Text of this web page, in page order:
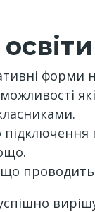
успішно